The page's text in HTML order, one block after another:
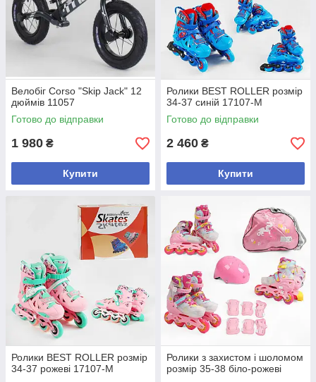
Велобіг Corso "Skip Jack" 12
дюймів 11057
Готово до відправки
1 980 ₴
Купити
Ролики BEST ROLLER розмір
34-37 синій 17107-М
Готово до відправки
2 460 ₴
Купити
Ролики BEST ROLLER розмір
34-37 рожеві 17107-М
Ролики з захистом і шоломом
розмір 35-38 біло-рожеві